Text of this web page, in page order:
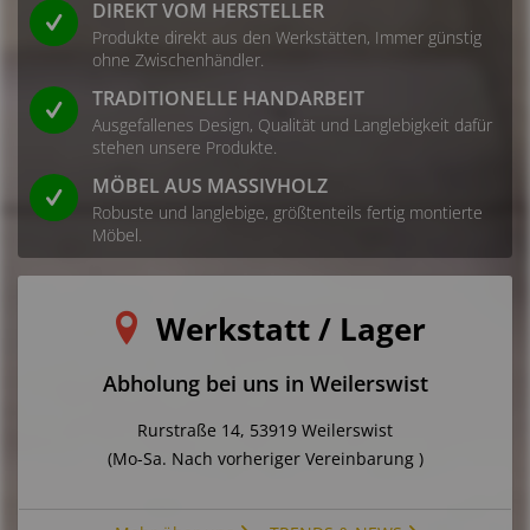
Unsere Massivholzmöbel sind handgefertigt die Artikelbilder können
beispielhaft und deshalb in Form, Farbe und Größe minimal abweichen.
Maserungen, Unebenheiten etc. sind möglich, bewusst belassene
Spuren verleihen jedem Möbelstück seine Individualität. Diese
Eigenschaften sind gewollt und stellen keinen Mangel dar.
Details zur Produktsicherheit (GPSR)
Als verantwortungsbewusstes Handelsunternehmen legen
wir großen Wert auf Transparenz und die Einhaltung
gesetzlicher Vorgaben. Im Rahmen der EU-Verordnung sind
wir verpflichtet, Informationen über den verantwortlichen
Wirtschaftsakteur bereitzustellen. Dieser ist für die
verantwortlich.
Verantwortlicher Wirtschaftsakteur gemäß EU-
DIREKT VOM HERSTELLER
Produkte direkt aus den Werkstätten, Immer günstig
ohne Zwischenhändler.
TRADITIONELLE HANDARBEIT
Ausgefallenes Design, Qualität und Langlebigkeit dafür
stehen unsere Produkte.
MÖBEL AUS MASSIVHOLZ
Robuste und langlebige, größtenteils fertig montierte
Möbel.
Werkstatt / Lager
Abholung bei uns in Weilerswist
Rurstraße 14, 53919 Weilerswist
(Mo-Sa. Nach vorheriger Vereinbarung )